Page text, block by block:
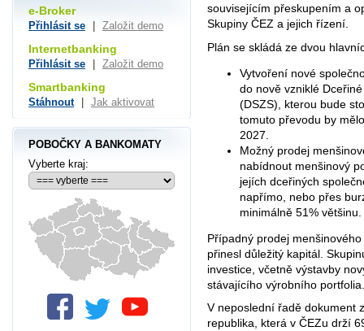
souvisejícím přeskupením a
Skupiny ČEZ a jejich řízení.
Plán se skládá ze dvou
Vytvoření nové
do nově vzniklé
(DSZS), kterou bude
tomuto převodu by
2027.
Možný prodej
nabídnout menšinový
jejích dceřiných
napřímo, nebo přes
minimálně 51% většinu.
Případný prodej
přinesl důležitý kapitál.
investice, včetně výstavby
stávajícího výrobního portfolia.
V neposlední řadě dokument
republika, která v ČEZu drží
e-Broker
Přihlásit se Založit demo
Internetbanking
Přihlásit se Založit demo
Smartbanking
Stáhnout Jak aktivovat
POBOČKY A BANKOMATY
Vyberte kraj: